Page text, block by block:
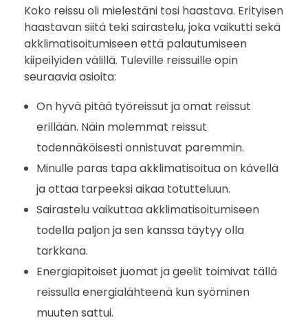
Koko reissu oli mielestäni tosi haastava. Erityisen
haastavan siitä teki sairastelu, joka vaikutti sekä
akklimatisoitumiseen että palautumiseen
kiipeilyiden välillä. Tuleville reissuille opin
seuraavia asioita:
On hyvä pitää työreissut ja omat reissut
erillään. Näin molemmat reissut
todennäköisesti onnistuvat paremmin.
Minulle paras tapa akklimatisoitua on kävellä
ja ottaa tarpeeksi aikaa totutteluun.
Sairastelu vaikuttaa akklimatisoitumiseen
todella paljon ja sen kanssa täytyy olla
tarkkana.
Energiapitoiset juomat ja geelit toimivat tällä
reissulla energialähteenä kun syöminen
muuten sattui.